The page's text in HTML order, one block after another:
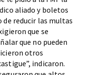
aliado y boletos
de reducir las multas
que se
que no pueden
otros
indicaron.